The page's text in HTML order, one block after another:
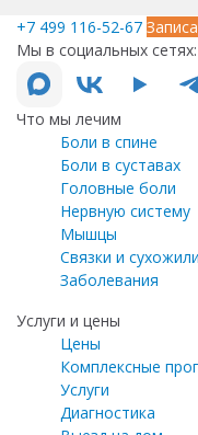
+7 499 116-52-67
Мы в социальных сетях:
Что мы лечим
Боли в спине
Боли в суставах
Головные боли
Нервную систему
Мышцы
Связки и
Заболевания
Услуги и цены
Цены
Комплексные
Услуги
Диагностика